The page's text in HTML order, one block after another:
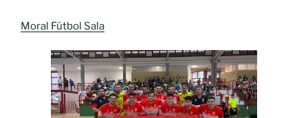
Moral Fútbol Sala